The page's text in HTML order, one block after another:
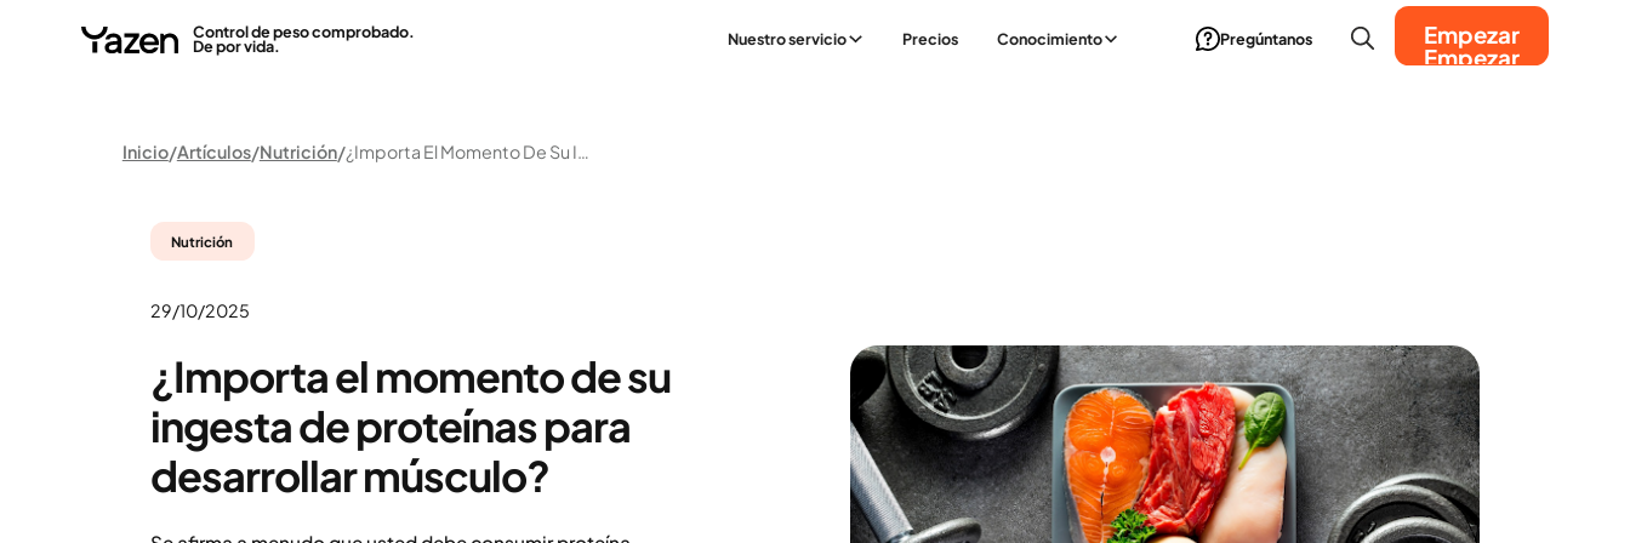
Control de peso comprobado.
De por vida. Nuestro servicio Precios Conocimiento Pregúntanos
Empezar
Empezar
Inicio Artículos Nutrición ¿Importa El Momento De Su Ingesta De Proteínas Para Desarrollar Músculo?
Nutrición
29/10/2025
¿Importa el momento de su
ingesta de proteínas para
desarrollar músculo?